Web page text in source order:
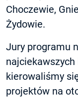
Choczewie,
Żydowie.
Jury programu
kierowaliśmy
projektów na